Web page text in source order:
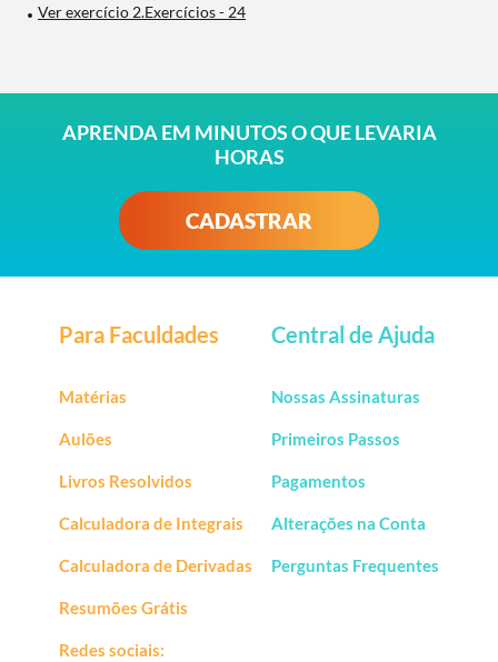
Ver exercício 2.Exercícios - 24
APRENDA EM MINUTOS O QUE LEVARIA
HORAS
CADASTRAR
Para Faculdades
Matérias
Aulões
Livros Resolvidos
Calculadora de Integrais
Calculadora de Derivadas
Resumões Grátis
Redes sociais:
Central de Ajuda
Nossas Assinaturas
Primeiros Passos
Pagamentos
Alterações na Conta
Perguntas Frequentes